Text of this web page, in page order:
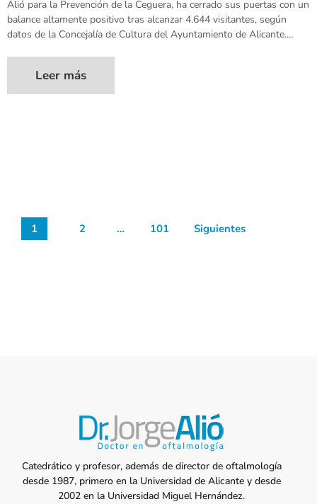
Alió para la Prevención de la Ceguera, ha cerrado sus puertas con un
balance altamente positivo tras alcanzar 4.644 visitantes, según
datos de la Concejalía de Cultura del Ayuntamiento de Alicante.…
Leer más
1 2 … 101 Siguientes
Catedrático y profesor, además de director de oftalmología
desde 1987, primero en la Universidad de Alicante y desde
2002 en la Universidad Miguel Hernández.